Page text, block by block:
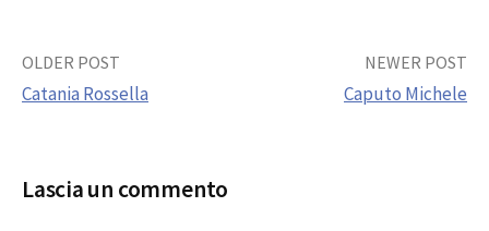
Post
OLDER POST
Catania Rossella
NEWER POST
Caputo Michele
Lascia un commento